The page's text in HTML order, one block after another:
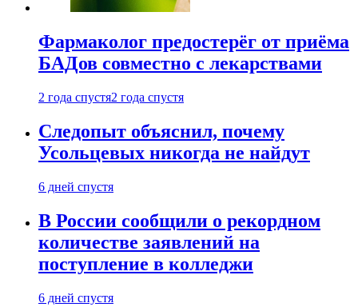
Фармаколог предостерёг от приёма
БАДов совместно с лекарствами
2 года спустя2 года спустя
Следопыт объяснил, почему
Усольцевых никогда не найдут
6 дней спустя
В России сообщили о рекордном
количестве заявлений на
поступление в колледжи
6 дней спустя